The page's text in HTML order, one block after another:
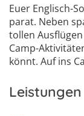
4
5
6
Euer Englisch-
parat. Neben
tollen
Camp-
könnt. Auf ins
Leistungen